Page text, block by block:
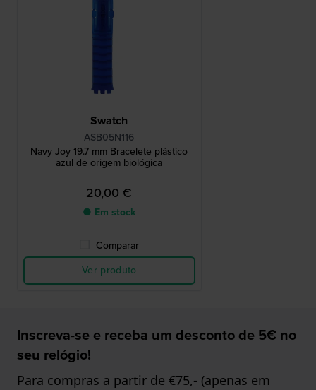
Swatch
ASB05N116
Navy Joy 19.7 mm Bracelete plástico
azul de origem biológica
20,00 €
● Em stock
Comparar
Ver produto
Inscreva-se e receba um desconto de 5€ no
seu relógio!
Para compras a partir de €75,- (apenas em